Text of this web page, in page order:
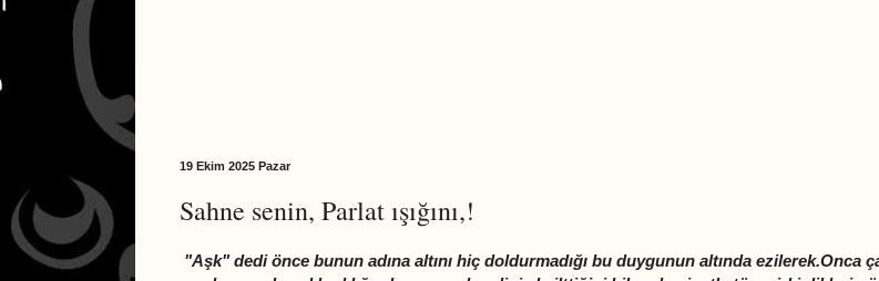
19 Ekim 2025 Pazar
Sahne senin, Parlat ışığını,!
"Aşk" dedi önce bunun adına altını hiç doldurmadığı bu duygunun altında ezilerek.Onca